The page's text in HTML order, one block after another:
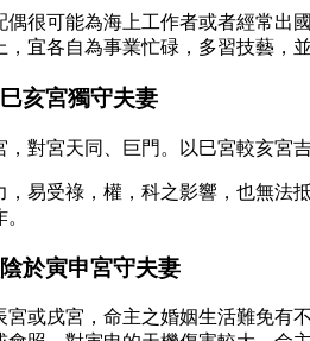
偶很可能為海上工作者或者經常出
，宜各自為事業忙碌，多習技藝，
亥宮獨守夫妻
，對宮天同、巨門。以巳宮較亥宮
，易受祿，權，科之影響，也無法
於寅申宮守夫妻
宮或戌宮，命主之婚姻生活難免有